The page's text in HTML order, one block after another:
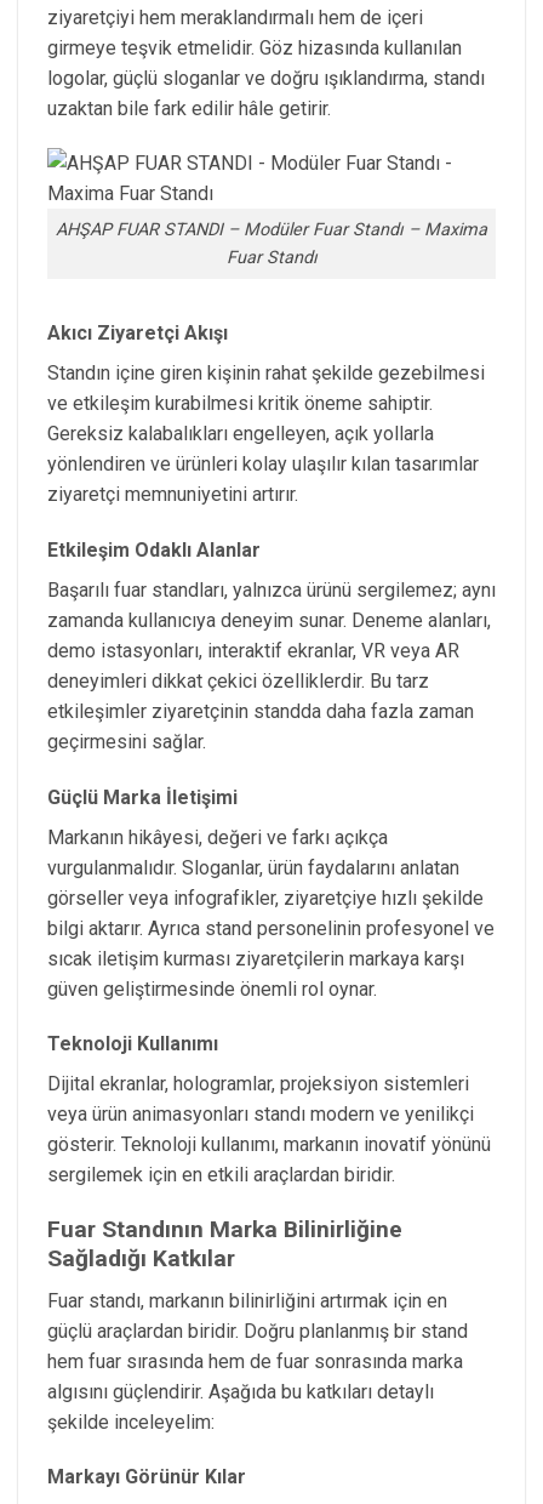
ziyaretçiyi hem meraklandırmalı hem de içeri
girmeye teşvik etmelidir. Göz hizasında kullanılan
logolar, güçlü sloganlar ve doğru ışıklandırma, standı
uzaktan bile fark edilir hâle getirir.
AHŞAP FUAR STANDI – Modüler Fuar Standı – Maxima
Fuar Standı
Akıcı Ziyaretçi Akışı
Standın içine giren kişinin rahat şekilde gezebilmesi
ve etkileşim kurabilmesi kritik öneme sahiptir.
Gereksiz kalabalıkları engelleyen, açık yollarla
yönlendiren ve ürünleri kolay ulaşılır kılan tasarımlar
ziyaretçi memnuniyetini artırır.
Etkileşim Odaklı Alanlar
Başarılı fuar standları, yalnızca ürünü sergilemez; aynı
zamanda kullanıcıya deneyim sunar. Deneme alanları,
demo istasyonları, interaktif ekranlar, VR veya AR
deneyimleri dikkat çekici özelliklerdir. Bu tarz
etkileşimler ziyaretçinin standda daha fazla zaman
geçirmesini sağlar.
Güçlü Marka İletişimi
Markanın hikâyesi, değeri ve farkı açıkça
vurgulanmalıdır. Sloganlar, ürün faydalarını anlatan
görseller veya infografikler, ziyaretçiye hızlı şekilde
bilgi aktarır. Ayrıca stand personelinin profesyonel ve
sıcak iletişim kurması ziyaretçilerin markaya karşı
güven geliştirmesinde önemli rol oynar.
Teknoloji Kullanımı
Dijital ekranlar, hologramlar, projeksiyon sistemleri
veya ürün animasyonları standı modern ve yenilikçi
gösterir. Teknoloji kullanımı, markanın inovatif yönünü
sergilemek için en etkili araçlardan biridir.
Fuar Standının Marka Bilinirliğine
Sağladığı Katkılar
Fuar standı, markanın bilinirliğini artırmak için en
güçlü araçlardan biridir. Doğru planlanmış bir stand
hem fuar sırasında hem de fuar sonrasında marka
algısını güçlendirir. Aşağıda bu katkıları detaylı
şekilde inceleyelim:
Markayı Görünür Kılar